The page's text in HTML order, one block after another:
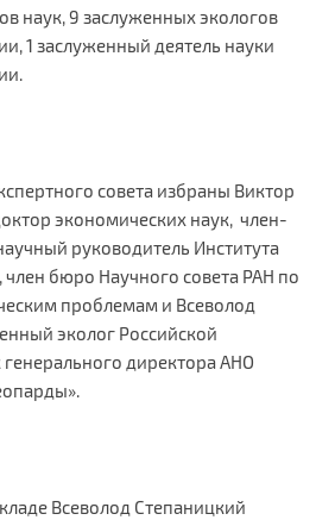
наук, 9 заслуженных экологов
1 заслуженный деятель науки
совета избраны Виктор
экономических наук, член-
руководитель Института
бюро Научного совета РАН по
проблемам и Всеволод
эколог Российской
директора АНО
Всеволод Степаницкий